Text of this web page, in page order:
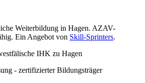
Weiterbildung in Hagen. AZAV-
Ein Angebot von Skill-Sprinters.
IHK zu Hagen